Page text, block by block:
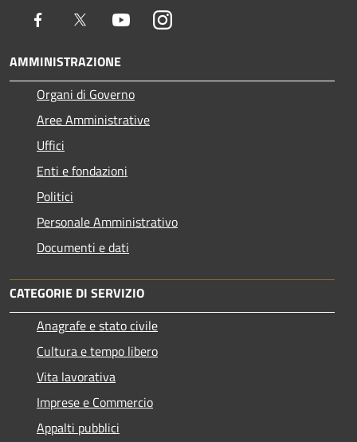
Facebook Twitter YoutubeInstagram
AMMINISTRAZIONE
Organi di Governo
Aree Amministrative
Uffici
Enti e fondazioni
Politici
Personale Amministrativo
Documenti e dati
CATEGORIE DI SERVIZIO
Anagrafe e stato civile
Cultura e tempo libero
Vita lavorativa
Imprese e Commercio
Appalti pubblici